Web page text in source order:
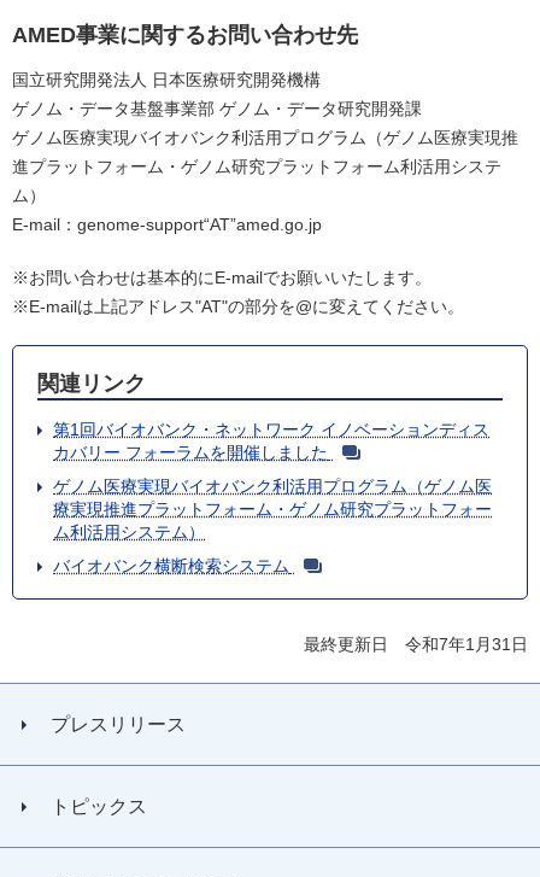
AMED事業に関するお問い合わせ先
国立研究開発法人 日本医療研究開発機構
ゲノム・データ基盤事業部 ゲノム・データ研究開発課
ゲノム医療実現バイオバンク利活用プログラム（ゲノム医療実現推
進プラットフォーム・ゲノム研究プラットフォーム利活用システ
ム）
E-mail：genome-support“AT”amed.go.jp
※お問い合わせは基本的にE-mailでお願いいたします。
※E-mailは上記アドレス"AT"の部分を@に変えてください。
関連リンク
第1回バイオバンク・ネットワーク イノベーションディス
カバリー フォーラムを開催しました
ゲノム医療実現バイオバンク利活用プログラム（ゲノム医
療実現推進プラットフォーム・ゲノム研究プラットフォー
ム利活用システム）
バイオバンク横断検索システム
最終更新日 令和7年1月31日
プレスリリース
トピックス